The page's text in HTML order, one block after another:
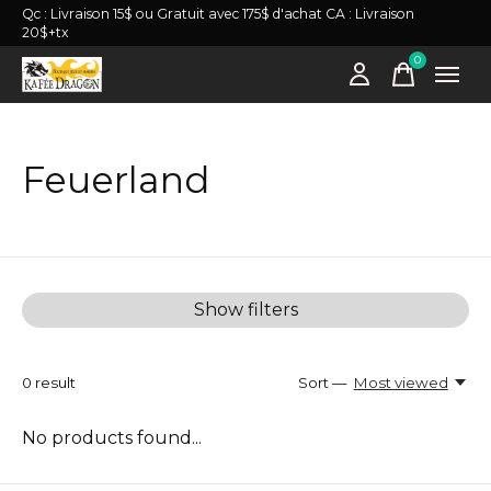
Qc : Livraison 15$ ou Gratuit avec 175$ d'achat CA : Livraison
20$+tx
0items
Feuerland
Show filters
0 result Sort — Most viewed
No products found...